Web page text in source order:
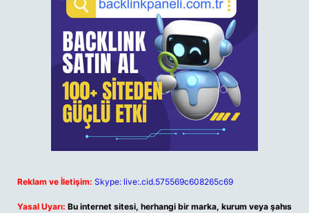
Reklam ve İletişim: Skype: live:.cid.575569c608265c69
Yasal Uyarı: Bu internet sitesi, herhangi bir marka, kurum veya şahıs